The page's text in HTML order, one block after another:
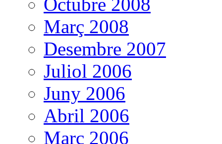
Març 2008
Desembre 2007
Juliol 2006
Juny 2006
Abril 2006
Març 2006